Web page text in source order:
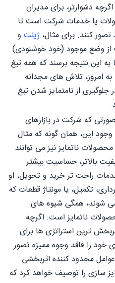
دشوارتر، برای مدیران
یا خدمات شرکت است تا
کنند. برای مثال، ژیلت و
وضع موجود (خود خوشنودی)
این نتیجه برسند که همه تیغ
امروز، تلاش های مجدانه
از نامتمایز شدن تیغ
صورتی که شرکت در بازارهای
وجود این، همان گونه که مثال
ناتمایز نیز می توانند
بالاتر، حساسیت بیشتر
راحت تر خرید و تحویل، او
تکمیل، یا مونتاژ قطعات که
شوند، همگی شیوه های
ناتمایز است. اگرچه
ترین استراتژی ها برای
خود را فاقد وجوه مميزه تصور
محدود کننده اثربخشی
سازی را توصیف خواهد کرد که